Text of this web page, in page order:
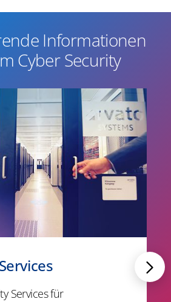
Informationen
Cyber Security
Servicesfür